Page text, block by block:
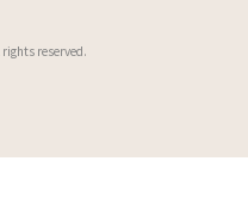
reserved.